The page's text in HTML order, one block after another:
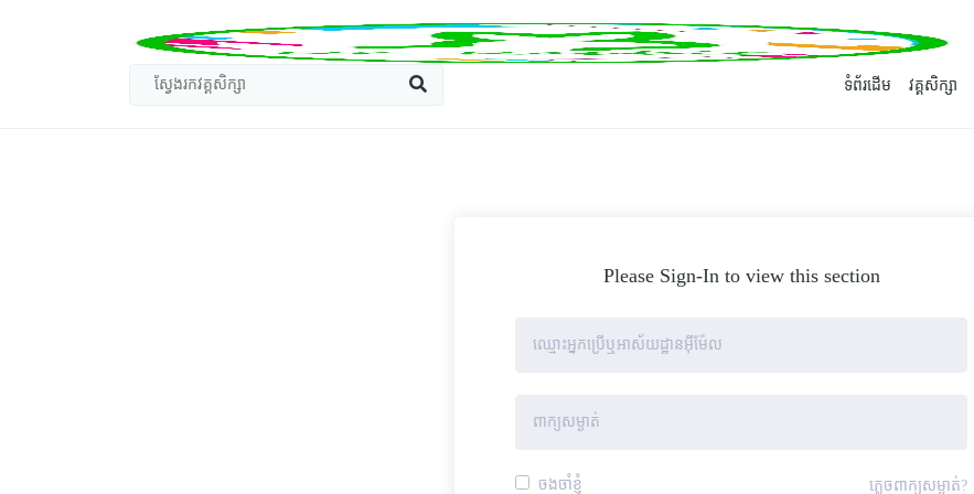
ទំព័រដើម វគ្គសិក្សា
Please Sign-In to view this section
ចងចាំខ្ញុំ ភ្លេចពាក្យសម្ងាត់?